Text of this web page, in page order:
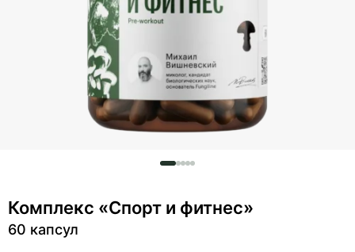
Комплекс «Спорт и фитнес»
60 капсул